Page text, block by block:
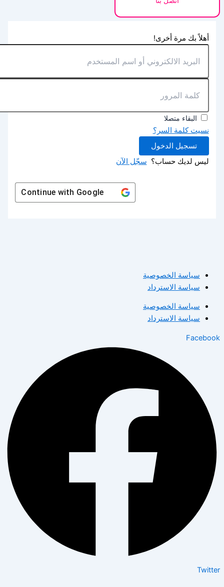
أهلاً بك مرة أخرى!
البقاء متصلا
نسيت كلمة السر؟
تسجيل الدخول
ليس لديك حساب؟ سجّل الآن
Continue withGoogle
سياسة الخصوصية
سياسة الاسترداد
سياسة الخصوصية
سياسة الاسترداد
Facebook
Twitter